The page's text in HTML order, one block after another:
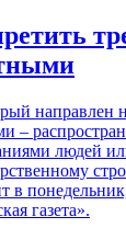
направлен
–
людей
в
газета».